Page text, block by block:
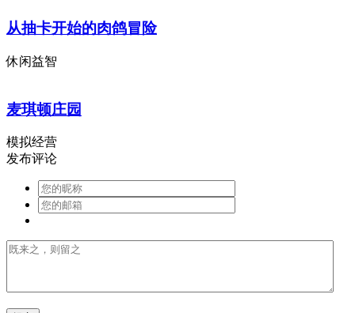
从抽卡开始的肉鸽冒险
休闲益智
麦琪顿庄园
模拟经营
发布评论